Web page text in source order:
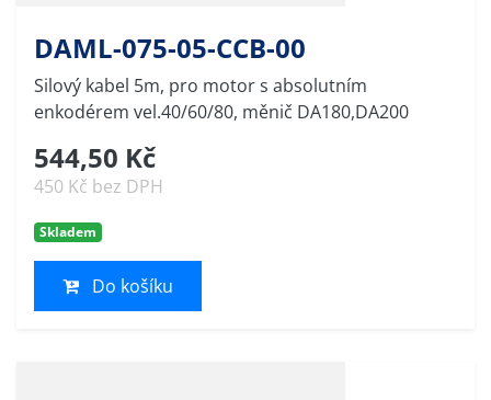
DAML-075-05-CCB-00
Silový kabel 5m, pro motor s absolutním
enkodérem vel.40/60/80, měnič DA180,DA200
544,50 Kč
450 Kč bez DPH
Skladem
Do košíku